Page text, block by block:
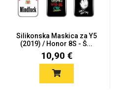
Silikonska Maskica za Y5
(2019) / Honor 8S - Š...
10,90 €